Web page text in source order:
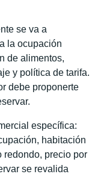
se va a
la ocupación
de alimentos,
y política de tarifa.
debe proponerte
específica:
habitación
redondo, precio por
se revalida